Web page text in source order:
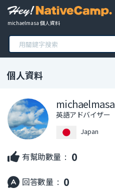
michaelmasa 個人資料
個人資料
michaelmasa
英語アドバイザー
Japan
有幫助數量 : 0
回答數量 : 0